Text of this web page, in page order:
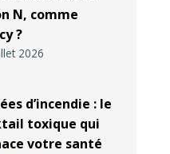
N, comme
?
2026
d’incendie : le
toxique qui
votre santé